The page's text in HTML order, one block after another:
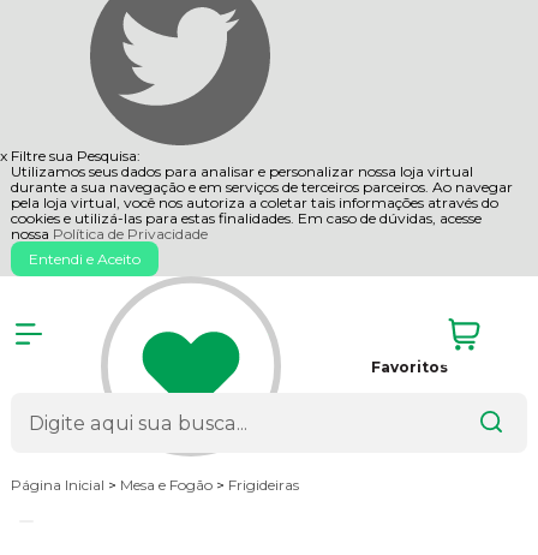
x Filtre sua Pesquisa:
Utilizamos seus dados para analisar e personalizar nossa loja virtual
durante a sua navegação e em serviços de terceiros parceiros. Ao navegar
pela loja virtual, você nos autoriza a coletar tais informações através do
cookies e utilizá-las para estas finalidades. Em caso de dúvidas, acesse
nossa Política de Privacidade
Entendi e Aceito
Favoritos
Página Inicial > Mesa e Fogão > Frigideiras